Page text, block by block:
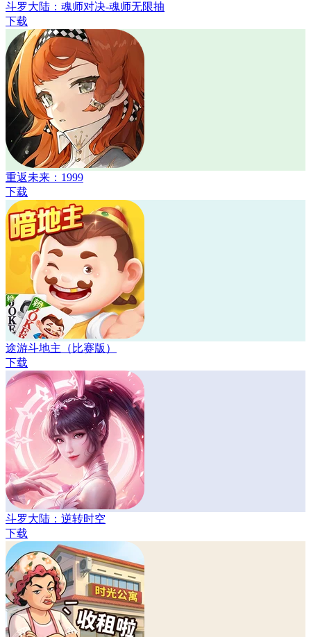
斗罗大陆：魂师对决-魂师无限抽
下载
重返未来：1999
下载
途游斗地主（比赛版）
下载
斗罗大陆：逆转时空
下载